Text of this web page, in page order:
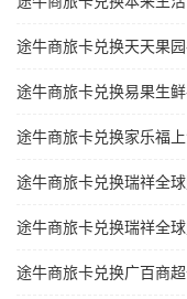
途牛商旅卡兑换天天果
途牛商旅卡兑换易果生
途牛商旅卡兑换家乐福
途牛商旅卡兑换瑞祥全
途牛商旅卡兑换瑞祥全
途牛商旅卡兑换广百商